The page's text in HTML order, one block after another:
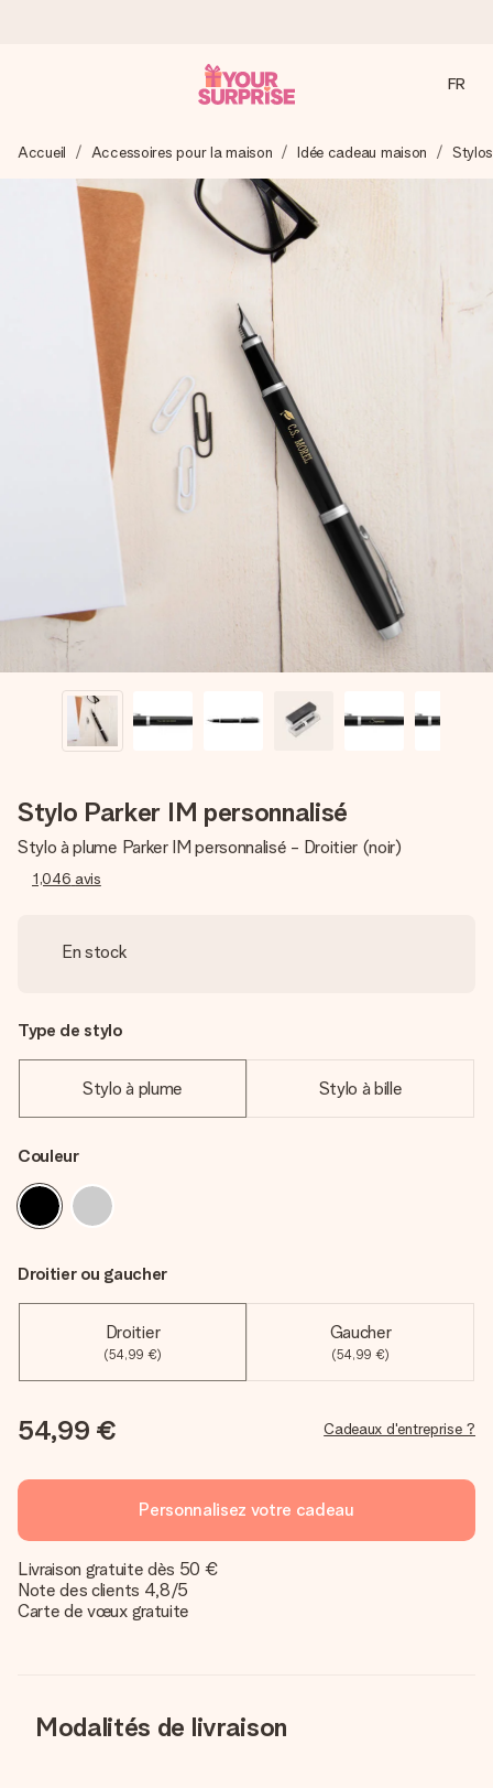
Nous préparons votre cadeau avec attention et l’envoyons
en un éclair – pour que vous puissiez l’offrir au bon moment,
quand cela compte le plus.
4,9 (sur la base de +15 000 avis)
Nos cadeaux sont appréciés. Les clients nous attribuent
une note de 4,9 sur Google Reviews (total de tous les
pays où nous sommes présents).
Carte de vœux gratuite
Créez quelque chose d’unique en quelques étapes – avec
son prénom, votre photo ou un message qui touche le cœur.
Sans complications, juste tout l’amour pour le moment idéal.
FR
Accueil Accessoires pour la maison Idée cadeau maison Stylos
Stylo Parker IM personnalisé
Stylo à plume Parker IM personnalisé - Droitier (noir)
1,046 avis
En stock
Type de stylo
Stylo à plume Stylo à bille
Couleur
Droitier ou gaucher
Droitier
(54,99 €)
Gaucher
(54,99 €)
54,99 € Cadeaux d'entreprise ?
Personnalisez votre cadeau
Livraison gratuite dès 50 €
Note des clients 4,8/5
Carte de vœux gratuite
Modalités de livraison